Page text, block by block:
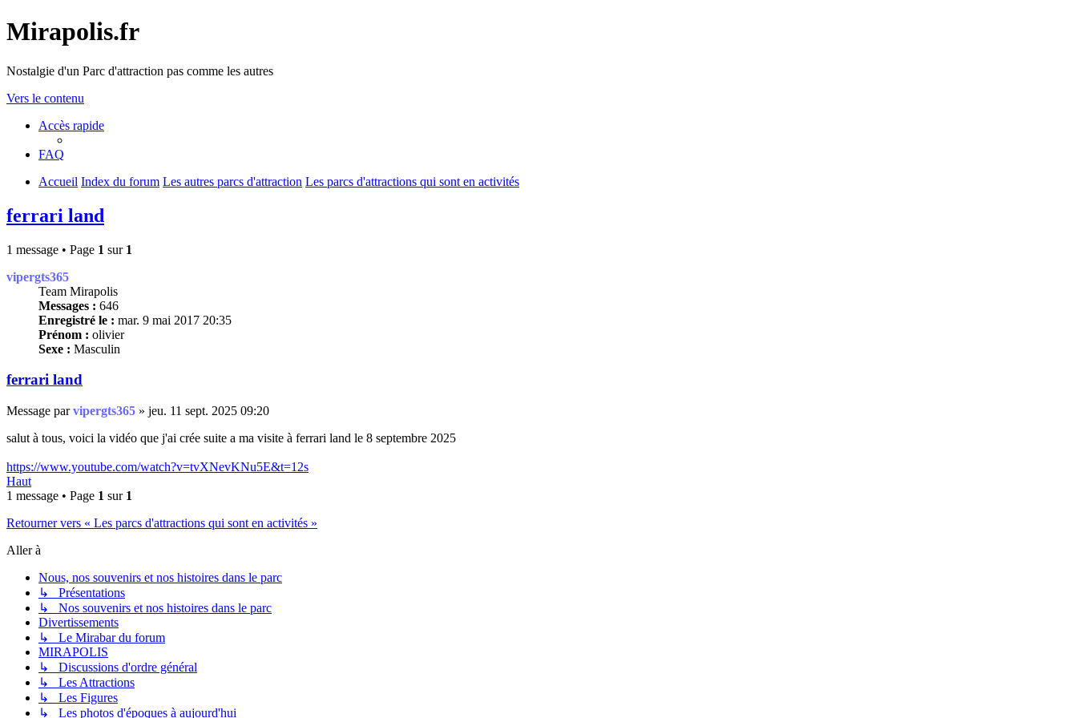
Mirapolis.fr
Nostalgie d'un Parc d'attraction pas comme les autres
Vers le contenu
Accès rapide
FAQ
Accueil Index du forum Les autres parcs d'attraction Les parcs d'attractions qui sont en activités
ferrari land
1 message • Page 1 sur 1
vipergts365
Team Mirapolis
Messages : 646
Enregistré le : mar. 9 mai 2017 20:35
Prénom : olivier
Sexe : Masculin
ferrari land
Message parvipergts365 » jeu. 11 sept. 2025 09:20
salut à tous, voici la vidéo que j'ai crée suite a ma visite à ferrari land le 8 septembre 2025
https://www.youtube.com/watch?v=tvXNevKNu5E&t=12s
Haut
1 message • Page 1 sur 1
Retourner vers « Les parcs d'attractions qui sont en activités »
Aller à
Nous, nos souvenirs et nos histoires dans le parc
↳ Présentations
↳ Nos souvenirs et nos histoires dans le parc
Divertissements
↳ Le Mirabar du forum
MIRAPOLIS
↳ Discussions d'ordre général
↳ Les Attractions
↳ Les Figures
↳ Les photos d'époques à aujourd'hui